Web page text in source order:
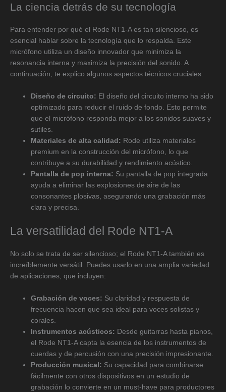
La ciencia detrás de su tecnología
Para entender por qué el Rode NT1-A es tan silencioso, es
esencial hablar sobre la tecnología que lo respalda. Este
micrófono utiliza un diseño innovador que minimiza la
resonancia interna y maximiza la precisión del sonido. A
continuación, te explico algunos aspectos técnicos cruciales:
Diseño de circuito: El diseño del circuito interno ha sido
optimizado para reducir el ruido de fondo. Esto permite
que el micrófono responda mejor a los sonidos suaves y
sutiles.
Materiales de alta calidad: Rode utiliza materiales
premium en la construcción del micrófono, lo que
contribuye a su durabilidad y rendimiento acústico.
Pantalla de pop interna: Su pantalla de pop integrada
ayuda a eliminar las explosiones de aire de las
consonantes plosivas, asegurando una grabación más
clara y precisa.
La versatilidad del Rode NT1-A
No solo se trata de ser silencioso; el Rode NT1-A también es
increíblemente versátil. Puedes usarlo en una amplia variedad
de aplicaciones, que incluyen:
Grabación de voces: Su claridad y respuesta de
frecuencia hacen que sea ideal para voces solistas y
corales.
Instrumentos acústicos: Desde guitarras hasta pianos,
el Rode NT1-A capta la esencia de los instrumentos de
cuerdas y de percusión con una precisión impresionante.
Producción musical: Su capacidad para combinarse
fácilmente con otros dispositivos en un estudio de
grabación lo convierte en un must-have para productores